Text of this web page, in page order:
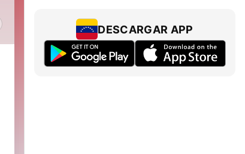
DESCARGAR APP